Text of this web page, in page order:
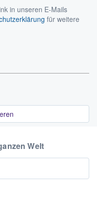
in unseren E-Mails
für weitere
Welt